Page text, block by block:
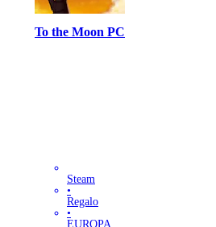
To the Moon PC
Steam
•
Regalo
•
EUROPA